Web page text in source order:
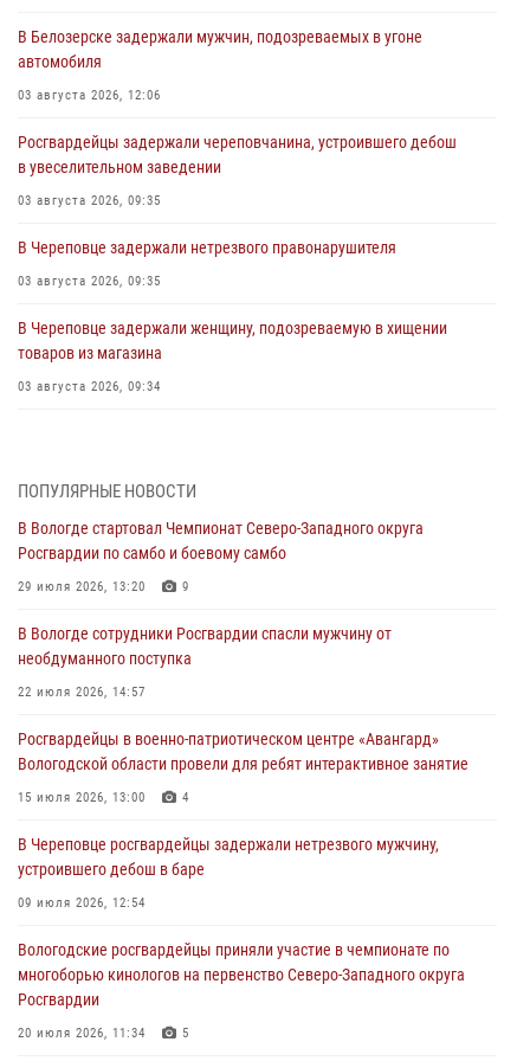
В Белозерске задержали мужчин, подозреваемых в угоне
автомобиля
03 августа 2026, 12:06
Росгвардейцы задержали череповчанина, устроившего дебош
в увеселительном заведении
03 августа 2026, 09:35
В Череповце задержали нетрезвого правонарушителя
03 августа 2026, 09:35
В Череповце задержали женщину, подозреваемую в хищении
товаров из магазина
03 августа 2026, 09:34
самбо
ЗА МИНУВШУЮ НЕДЕЛЮ СОТРУДНИКАМИ ВНЕВЕДОМСТВЕННОЙ
ОХРАНЫ РОСГВАРДИИ В ВОЛОГОДСКОЙ ОБЛАСТИ ЗАДЕРЖАНО 23
02 августа 2026, 10:37
Росгвардейцы в г. Соколе задержали несовершеннолетнего
31 июля 2026, 06:43
В Вологде стартовал Чемпионат Северо-Западного округа
29 июля 2026, 13:20
ПОПУЛЯРНЫЕ НОВОСТИ
В Вологде стартовал Чемпионат Северо-Западного округа
Росгвардии по самбо и боевому самбо
29 июля 2026, 13:20 9
В Вологде сотрудники Росгвардии спасли мужчину от
необдуманного поступка
22 июля 2026, 14:57
Росгвардейцы в военно-патриотическом центре «Авангард»
Вологодской области провели для ребят интерактивное занятие
15 июля 2026, 13:00 4
В Череповце росгвардейцы задержали нетрезвого мужчину,
устроившего дебош в баре
09 июля 2026, 12:54
Вологодские росгвардейцы приняли участие в чемпионате по
многоборью кинологов на первенство Северо-Западного округа
Росгвардии
20 июля 2026, 11:34 5